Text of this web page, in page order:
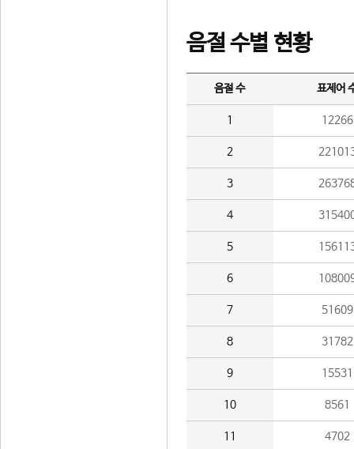
음절 수별 현황
음절 수 표제어
1 12266
2
3
4
5
6
7 51609
8 31782
9 15531
10 8561
11 4702